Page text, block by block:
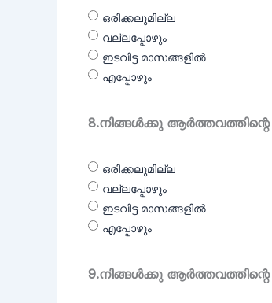
ഒരിക്കലുമില്ല
വല്ലപ്പോഴും
ഇടവിട്ട മാസങ്ങളിൽ
എപ്പോഴും
8.നിങ്ങൾക്കു
ഒരിക്കലുമില്ല
വല്ലപ്പോഴും
ഇടവിട്ട മാസങ്ങളിൽ
എപ്പോഴും
9.നിങ്ങൾക്കു ആർത്തവത്തിന്റെ